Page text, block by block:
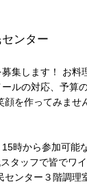
ンター
集します！ お料
ルの対応、予算
を作ってみませ
時から参加可能
タッフで皆でワ
ンター３階調理